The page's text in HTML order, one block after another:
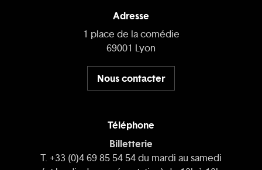
Adresse
1 place de la comédie
69001 Lyon
Nous contacter
Téléphone
Billetterie
T. +33 (0)4 69 85 54 54 du mardi au samedi